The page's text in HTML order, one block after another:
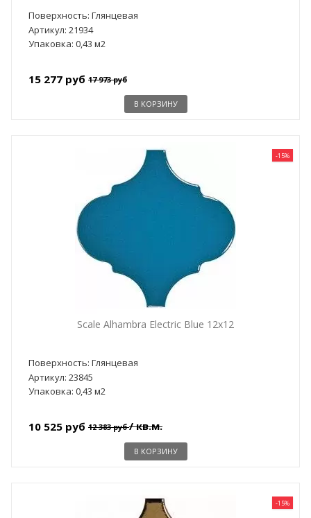
Поверхность: Глянцевая
Артикул: 21934
Упаковка: 0,43 м2
15 277 руб 17 973 руб
В КОРЗИНУ
-15%
Scale Alhambra Electric Blue 12x12
Поверхность: Глянцевая
Артикул: 23845
Упаковка: 0,43 м2
10 525 руб 12 383 руб/ кв.м.
В КОРЗИНУ
-15%